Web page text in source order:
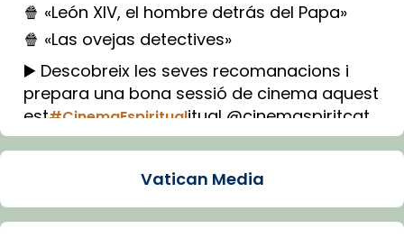
🍿 «León XIV, el hombre detrás del Papa»
🍿 «Las ovejas detectives»
▶️ Descobreix les seves recomanacions i
prepara una bona sessió de cinema aquest
est#CinemaEspiritualitual @cinemaspiritcat
Imatge: Generada amb IA (OpenAI)
Vatican Media